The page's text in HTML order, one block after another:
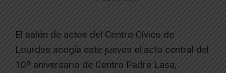
El salón de actos del Centro Cívico de
Lourdes acogía este jueves el acto central del
10º aniversario de Centro Padre Lasa,